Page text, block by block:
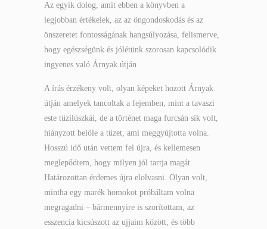
Az egyik dolog, amit ebben a könyvben a
legjobban értékelek, az az öngondoskodás és az
önszeretet fontosságának hangsúlyozása, felismerve,
hogy egészségünk és jólétünk szorosan kapcsolódik
ingyenes való Árnyak útján
A írás érzékeny volt, olyan képeket hozott Árnyak
útján amelyek tancoltak a fejemben, mint a tavaszi
este tüzilúszkái, de a történet maga furcsán sík volt,
hiányzott belőle a tüzet, ami meggyújtotta volna.
Hosszú idő után vettem fel újra, és kellemesen
meglepődtem, hogy milyen jól tartja magát.
Határozottan érdemes újra elolvasni. Olyan volt,
mintha egy marék homokot próbáltam volna
megragadni – bármennyire is szorítottam, az
esszencia kicsúszott az ujjaim között, és több